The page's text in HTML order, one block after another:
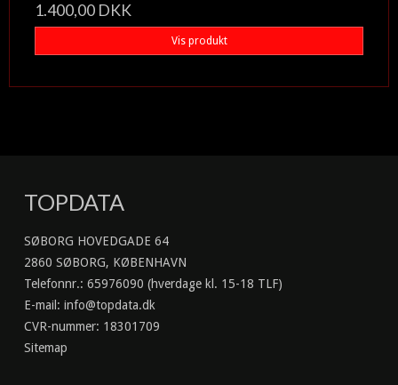
1.400,00 DKK
Vis produkt
TOPDATA
SØBORG HOVEDGADE 64
2860 SØBORG, KØBENHAVN
Telefonnr.: 65976090 (hverdage kl. 15-18 TLF)
E-mail : info@topdata.dk
CVR-nummer: 18301709
Sitemap